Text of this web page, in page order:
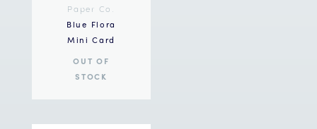
Paper Co.
Blue Flora
Mini Card
OUT OF
STOCK